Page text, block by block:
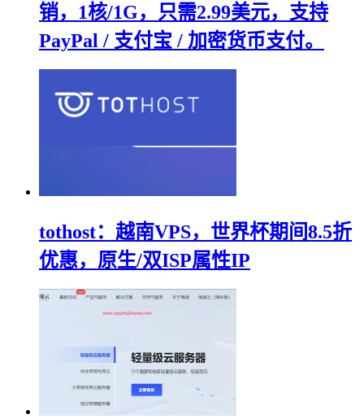
销，1核/1G，只需2.99美元，支持
PayPal / 支付宝 / 加密货币支付。
tothost：越南VPS，世界杯期间8.5折
优惠，原生/双ISP属性IP